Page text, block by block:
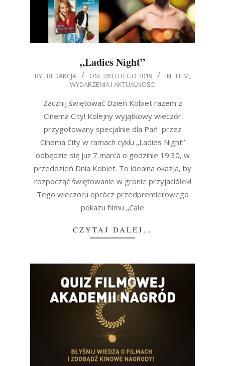
„Ladies Night”
2019-
BY: REDAKCJA ON: 28 LUTEGO 2019 IN: FILM,
WYDARZENIA I AKTUALNOŚCI
Zacznij świętować Dzień Kobiet razem z
Cinema City! Kolejny wyjątkowy wieczór
przygotowany specjalnie dla Pań przez
Cinema City w ramach cyklu „Ladies Night”
odbędzie się już 7 marca o godzinie 19:30, w
przeddzień Dnia Kobiet. To idealna okazja, by
rozpocząć świętowanie w gronie przyjaciółek!
Tego wieczoru oprócz przedpremierowego
pokazu filmu „Całe
CZYTAJ DALEJ…